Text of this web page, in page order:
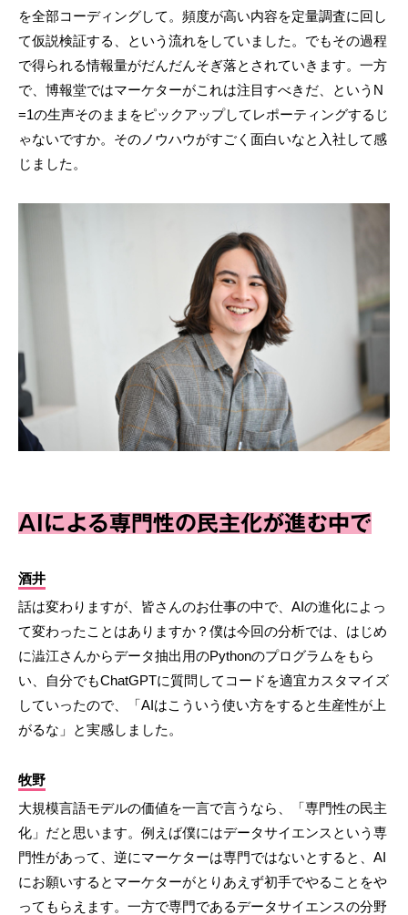
を全部コーディングして。頻度が高い内容を定量調査に回し
て仮説検証する、という流れをしていました。でもその過程
で得られる情報量がだんだんそぎ落とされていきます。一方
で、博報堂ではマーケターがこれは注目すべきだ、というN
=1の生声そのままをピックアップしてレポーティングするじ
ゃないですか。そのノウハウがすごく面白いなと入社して感
じました。
AIによる専門性の民主化が進む中で
酒井
話は変わりますが、皆さんのお仕事の中で、AIの進化によっ
て変わったことはありますか？僕は今回の分析では、はじめ
に澁江さんからデータ抽出用のPythonのプログラムをもら
い、自分でもChatGPTに質問してコードを適宜カスタマイズ
していったので、「AIはこういう使い方をすると生産性が上
がるな」と実感しました。
牧野
大規模言語モデルの価値を一言で言うなら、「専門性の民主
化」だと思います。例えば僕にはデータサイエンスという専
門性があって、逆にマーケターは専門ではないとすると、AI
にお願いするとマーケターがとりあえず初手でやることをや
ってもらえます。一方で専門であるデータサイエンスの分野